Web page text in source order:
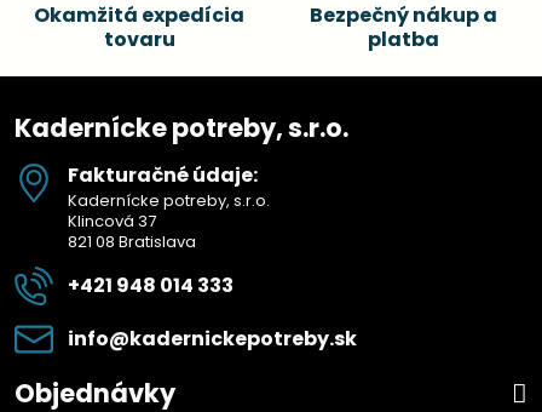
Okamžitá expedícia
tovaru
Bezpečný nákup a
platba
Kadernícke potreby, s.r.o.
Fakturačné údaje:
Kadernícke potreby, s.r.o.
Klincová 37
821 08 Bratislava
+421 948 014 333
info​@kadernickepotreby​.sk
Objednávky